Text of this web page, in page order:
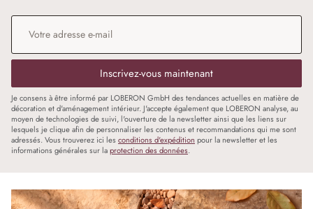
Adresse e-mail
Inscrivez-vous maintenant
Je consens à être informé par LOBERON GmbH des tendances actuelles en matière de
décoration et d'aménagement intérieur. J'accepte également que LOBERON analyse, au
moyen de technologies de suivi, l'ouverture de la newsletter ainsi que les liens sur
lesquels je clique afin de personnaliser les contenus et recommandations qui me sont
adressés. Vous trouverez ici les conditions d'expédition pour la newsletter et les
informations générales sur laprotection des données.